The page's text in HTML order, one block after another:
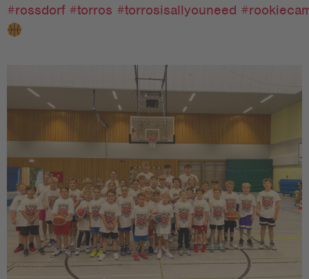
#rossdorf #torros #torrosisallyouneed